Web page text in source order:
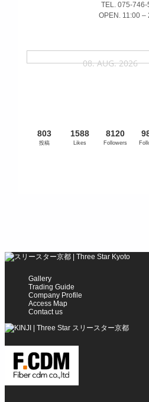
TEL. 075-746-
OPEN. 11:00 –
08. AUG. 2026
803
投稿
1588
Likes
8120
Followers
Gallery
Trading Guide
Company Profile
Access Map
Contact us